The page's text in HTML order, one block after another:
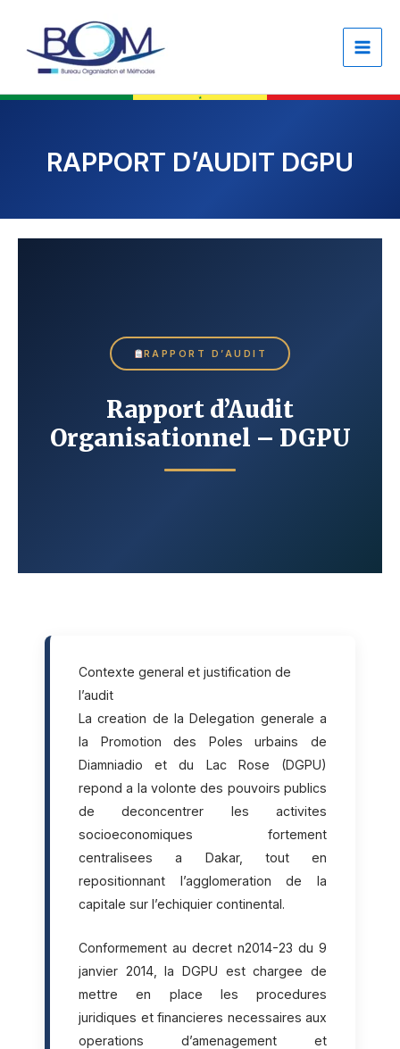
content
RAPPORT D’AUDIT DGPU
RAPPORT D’AUDIT
Rapport d’Audit
Organisationnel – DGPU
Contexte general et justification de
l’audit
La creation de la Delegation generale a
la Promotion des Poles urbains de
Diamniadio et du Lac Rose (DGPU)
repond a la volonte des pouvoirs publics
de deconcentrer les activites
socioeconomiques fortement
centralisees a Dakar, tout en
repositionnant l’agglomeration de la
capitale sur l’echiquier continental.
Conformement au decret n2014-23 du 9
janvier 2014, la DGPU est chargee de
mettre en place les procedures
juridiques et financieres necessaires aux
operations d’amenagement et